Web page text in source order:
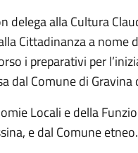
delega alla Cultura
Cittadinanza a nome
i preparativi per
dal Comune di Gravina
Locali e della
e dal Comune etneo.